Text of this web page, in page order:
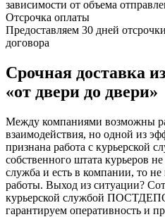
зависимости от объема
Отсрочка оплаты
Предоставляем 30 дней
договора
Срочная доставка
«от двери до двери»
Между компаниями возможны
взаимодействия, но одной из
признана работа с курьерской
собственного штата курьеров
служба и есть в компании, то не
работы. Выход из ситуации?
курьерской службой
гарантируем оперативность и